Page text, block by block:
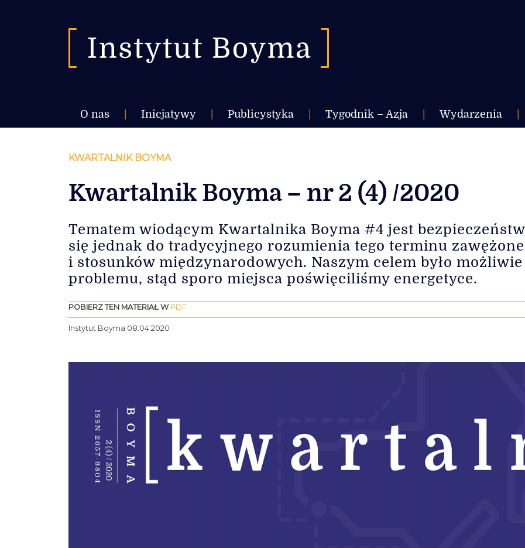
O nas Inicjatywy Publicystyka Tygodnik – Azja Wydarzenia
KWARTALNIK BOYMA
Kwartalnik Boyma – nr 2 (4) /2020
Tematem wiodącym Kwartalnika Boyma #4 jest
się jednak do tradycyjnego rozumienia tego terminu
i stosunków międzynarodowych. Naszym celem było
problemu, stąd sporo miejsca poświęciliśmy energetyce.
POBIERZ TEN MATERIAŁ W PDF
Instytut Boyma 08.04.2020